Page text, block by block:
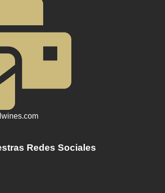
Redes Sociales